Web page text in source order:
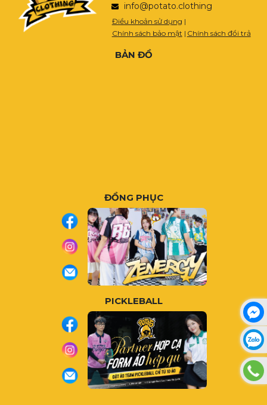
info@potato.clothing
Điều khoản sử dụng |
Chính sách bảo mật | Chính sách đổi trả
BẢN ĐỒ
ĐỒNG PHỤC
PICKLEBALL